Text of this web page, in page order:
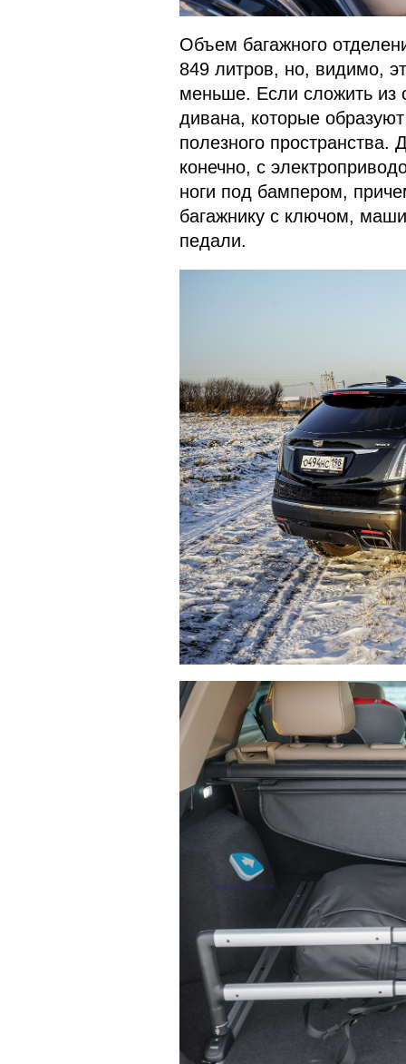
Объем багажного
849 литров, но, видимо,
меньше. Если сложить из
дивана, которые
полезного пространства.
конечно, с
ноги под бампером,
багажнику с ключом,
педали.